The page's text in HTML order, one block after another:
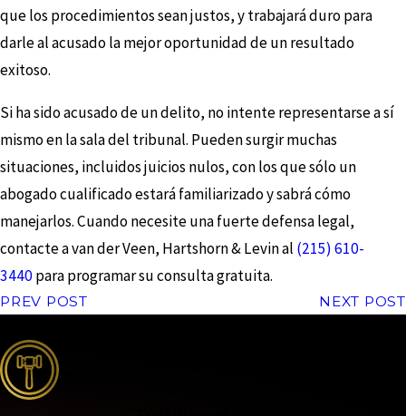
que los procedimientos sean justos, y trabajará duro para
darle al acusado la mejor oportunidad de un resultado
exitoso.
Si ha sido acusado de un delito, no intente representarse a sí
mismo en la sala del tribunal. Pueden surgir muchas
situaciones, incluidos juicios nulos, con los que sólo un
abogado cualificado estará familiarizado y sabrá cómo
manejarlos. Cuando necesite una fuerte defensa legal,
contacte a van der Veen, Hartshorn & Levin al (215) 610-
3440para programar su consulta gratuita.
PREV POST
NEXT POST